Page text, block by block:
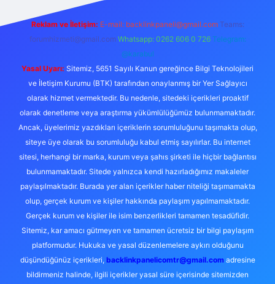
Reklam ve İletişim: E-mail: backlinkpaneli@gmail.com Teams:
forumhizmeti@gmail.com Whatsapp: 0262 606 0 726 Telegram:
@karabul
Yasal Uyarı: Sitemiz, 5651 Sayılı Kanun gereğince Bilgi Teknolojileri
ve İletişim Kurumu (BTK) tarafından onaylanmış bir Yer Sağlayıcı
olarak hizmet vermektedir. Bu nedenle, sitedeki içerikleri proaktif
olarak denetleme veya araştırma yükümlülüğümüz bulunmamaktadır.
Ancak, üyelerimiz yazdıkları içeriklerin sorumluluğunu taşımakta olup,
siteye üye olarak bu sorumluluğu kabul etmiş sayılırlar. Bu internet
sitesi, herhangi bir marka, kurum veya şahıs şirketi ile hiçbir bağlantısı
bulunmamaktadır. Sitede yalnızca kendi hazırladığımız makaleler
paylaşılmaktadır. Burada yer alan içerikler haber niteliği taşımamakta
olup, gerçek kurum ve kişiler hakkında paylaşım yapılmamaktadır.
Gerçek kurum ve kişiler ile isim benzerlikleri tamamen tesadüfidir.
Sitemiz, kar amacı gütmeyen ve tamamen ücretsiz bir bilgi paylaşım
platformudur. Hukuka ve yasal düzenlemelere aykırı olduğunu
düşündüğünüz içerikleri, backlinkpanelicomtr@gmail.comadresine
bildirmeniz halinde, ilgili içerikler yasal süre içerisinde sitemizden